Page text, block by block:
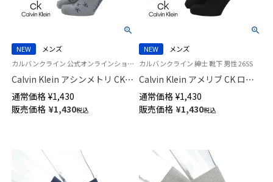
NEW
メンズ
カルバンクライン 公式オンラインショップ 紳士 靴下 男性
Calvin Klein アシンメトリ CK
ロゴカット ミドル丈 カジュア
ル ソックス メンズ 02542278
通常価格 ¥1,430
販売価格 ¥1,430税込
NEW
メンズ
カルバンクライン 紳士 靴下 男性 26SS
Calvin Klein アメリブ CK ロゴ
カット ミドル丈 カジュアル ソ
ックス メンズ 02542277
通常価格 ¥1,430
販売価格 ¥1,430税込